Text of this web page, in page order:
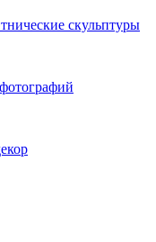
скульптуры